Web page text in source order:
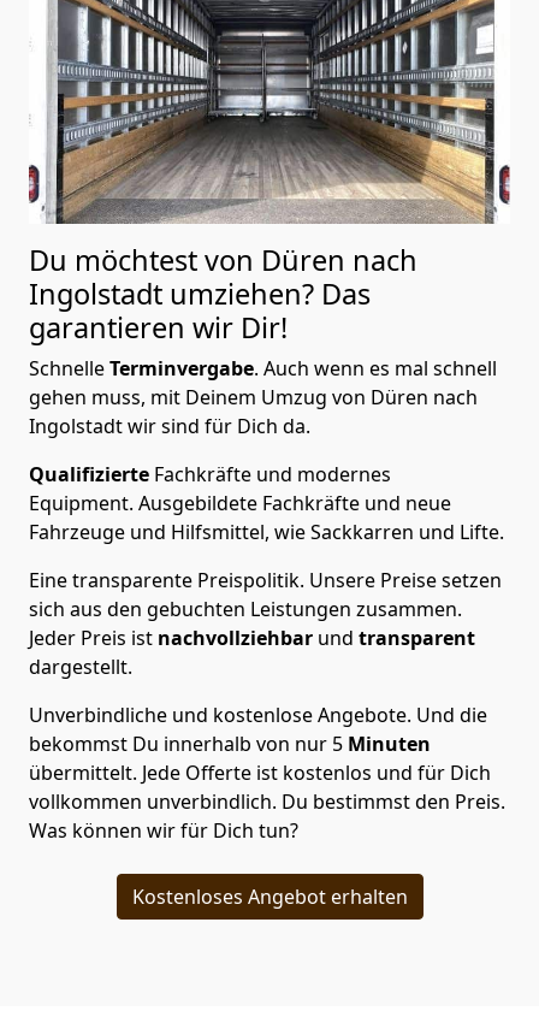
Du möchtest von Düren nach
Ingolstadt umziehen? Das
garantieren wir Dir!
SchnelleTerminvergabe. Auch wenn es mal schnell
gehen muss, mit Deinem Umzug von Düren nach
Ingolstadt wir sind für Dich da.
Qualifizierte Fachkräfte und modernes
Equipment. Ausgebildete Fachkräfte und neue
Fahrzeuge und Hilfsmittel, wie Sackkarren und Lifte.
Eine transparente Preispolitik. Unsere Preise setzen
sich aus den gebuchten Leistungen zusammen.
Jeder Preis ist nachvollziehbar und transparent
dargestellt.
Unverbindliche und kostenlose Angebote. Und die
bekommst Du innerhalb von nur 5 Minuten
übermittelt. Jede Offerte ist kostenlos und für Dich
vollkommen unverbindlich. Du bestimmst den Preis.
Was können wir für Dich tun?
Kostenloses Angebot erhalten